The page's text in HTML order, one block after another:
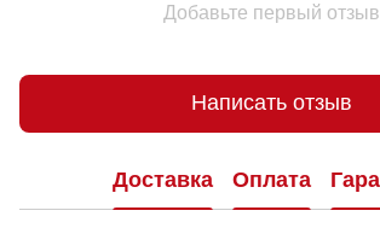
Добавьте первый отзыв
Написать отзыв
Доставка Оплата